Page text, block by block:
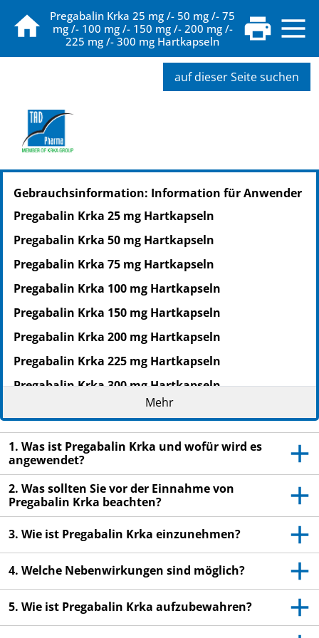
Pregabalin Krka 25 mg /- 50 mg /- 75
mg /- 100 mg /- 150 mg /- 200 mg /-
225 mg /- 300 mg Hartkapseln
auf dieser Seite suchen
PZN: 16387946
PPN: 111638794681
PZN: 16387952
PPN: 111638795247
Gebrauchsinformation: Information für Anwender
Pregabalin Krka 25 mg Hartkapseln
Pregabalin Krka 50 mg Hartkapseln
Pregabalin Krka 75 mg Hartkapseln
Pregabalin Krka 100 mg Hartkapseln
Pregabalin Krka 150 mg Hartkapseln
Pregabalin Krka 200 mg Hartkapseln
Pregabalin Krka 225 mg Hartkapseln
Pregabalin Krka 300 mg Hartkapseln
Lesen Sie die gesamte Packungsbeilage sorgfältig
durch, bevor Sie mit der Einnahme dieses
Arzneimittels beginnen, denn sie enthält wichtige
Informationen.
Heben Sie die Packungsbeilage auf. Vielleicht
möchten Sie diese später nochmals lesen.
Wenn Sie weitere Fragen haben, wenden Sie sich
verschrieben. Geben Sie es nicht an Dritte weiter.
Es kann anderen Menschen schaden, auch wenn
Mehr
1. Was ist Pregabalin Krka und wofür wird es
angewendet?
2. Was sollten Sie vor der Einnahme von
Pregabalin Krka beachten?
3. Wie ist Pregabalin Krka einzunehmen?
4. Welche Nebenwirkungen sind möglich?
5. Wie ist Pregabalin Krka aufzubewahren?